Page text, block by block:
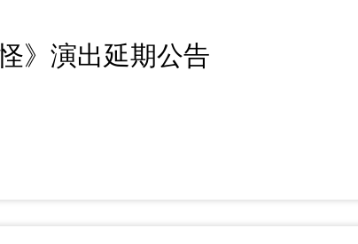
》演出延期公告